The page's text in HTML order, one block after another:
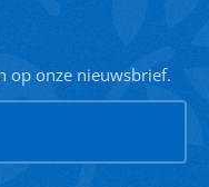
op onze nieuwsbrief.